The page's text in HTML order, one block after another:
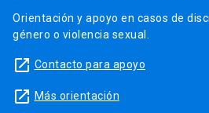
Orientación y apoyo en casos de
género o violencia sexual.
launch Contacto para apoyo
launch Más orientación